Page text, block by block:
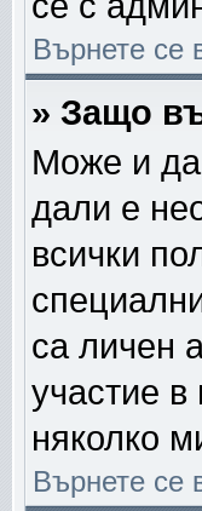
Върнете се
» Защо
Може и да
дали е
всички
са личен
участие в
няколко
Върнете се